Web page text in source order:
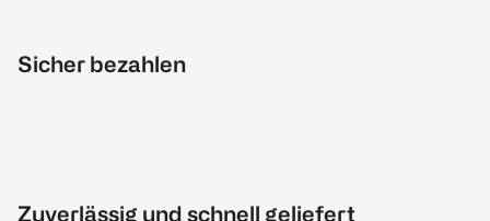
Sicher bezahlen
Zuverlässig und schnell geliefert